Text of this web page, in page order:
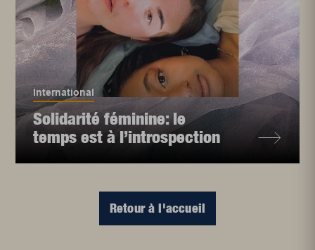
International
Solidarité féminine: le
temps est à l’introspection
Retour à l'accueil